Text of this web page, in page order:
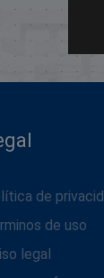
de
de uso
legal